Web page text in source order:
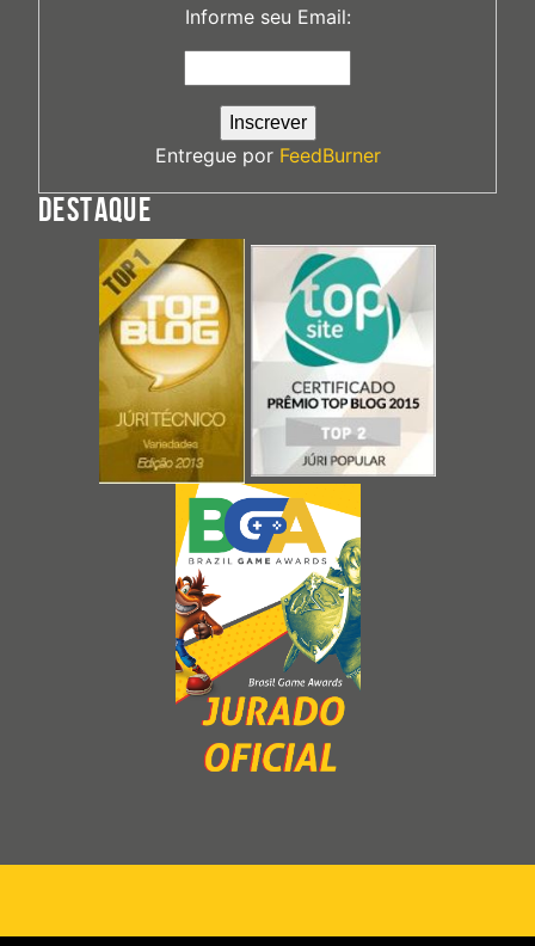
Informe seu Email:
Entregue por FeedBurner
DESTAQUE